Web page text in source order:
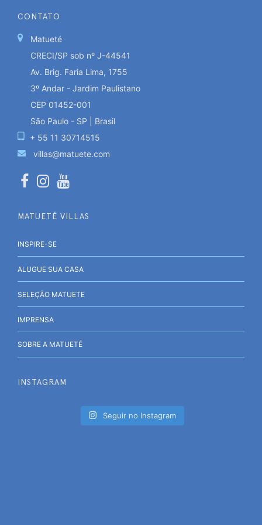
CONTATO
Matueté
CRECI/SP sob nº J-44541
Av. Brig. Faria Lima, 1755
3º Andar - Jardim Paulistano
CEP 01452-001
São Paulo - SP | Brasil
+ 55 11 30714515
villas@matuete.com
MATUETÉ VILLAS
INSPIRE-SE
ALUGUE SUA CASA
SELEÇÃO MATUETE
IMPRENSA
SOBRE A MATUETÉ
INSTAGRAM
Seguir no Instagram